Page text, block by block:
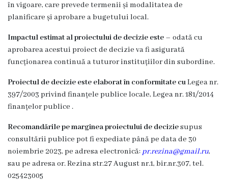
Grădinița
nr.6
,,Cocoșelul
Aur”
,,Servicii
Comunal
-
în vigoare, care prevede termenii și modalitatea de
planificare și aprobare a bugetului local.
Impactul estimat al proiectului de decizie este – odată cu
aprobarea acestui proiect de decizie va fi asigurată
funcționarea continuă a tuturor instituțiilor din subordine.
Proiectul de decizie este elaborat în conformitate cuLegea nr.
397/2003 privind finanțele publice locale, Legea nr. 181/2014
finanțelor publice .
Recomandările pe marginea proiectului de deciziesupus
consultării publice pot fi expediate până pe data de 30
noiembrie 2023, pe adresa electronică: pr.rezina@gmail.ru,
sau pe adresa or. Rezina str.27 August nr.1, bir.nr.307, tel.
025423005